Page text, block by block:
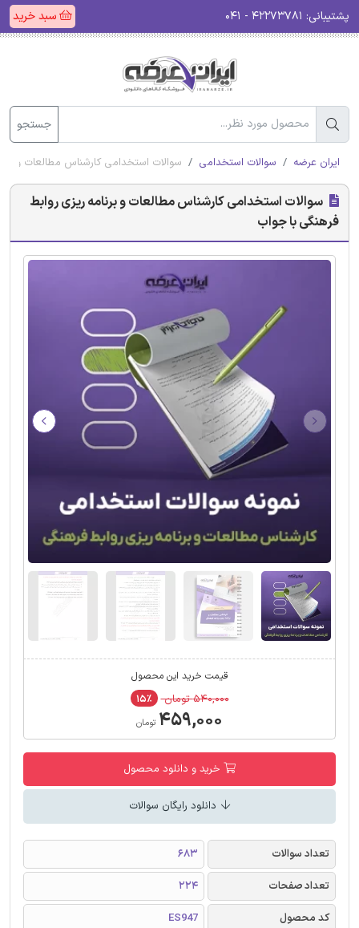
پشتیبانی: سبد خرید
جستجو
ایران عرضه سوالات استخدامی سوالات استخدامی کارشناس مطالعات و
سوالات استخدامی کارشناس مطالعات و برنامه ریزی روابط
فرهنگی با جواب
قیمت خرید این محصول
۵۴۰,۰۰۰ تومان ۱۵٪
۴۵۹,۰۰۰ تومان
خرید و دانلود محصول
دانلود رایگان سوالات
تعداد سوالات
683
تعداد صفحات
224
کد محصول
ES947